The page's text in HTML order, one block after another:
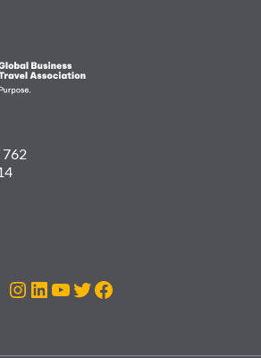
762
Instagram
LinkedIn
Youtube
Twitter
Facebook